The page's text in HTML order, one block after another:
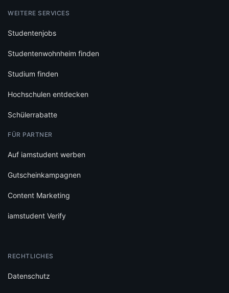
WEITERE SERVICES
Studentenjobs
Studentenwohnheim finden
Studium finden
Hochschulen entdecken
Schülerrabatte
FÜR PARTNER
Auf iamstudent werben
Gutscheinkampagnen
Content Marketing
iamstudent Verify
RECHTLICHES
Datenschutz